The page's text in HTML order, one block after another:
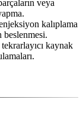
veya
kalıplama
beslenmesi.
kaynak